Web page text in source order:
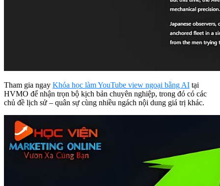
Tham gia ngay Khóa học làm YouTube view ngoại bằng AI tại
HVMO để nhận trọn bộ kịch bản chuyên nghiệp, trong đó có các
chủ đề lịch sử – quân sự cùng nhiều ngách nội dung giá trị khác.